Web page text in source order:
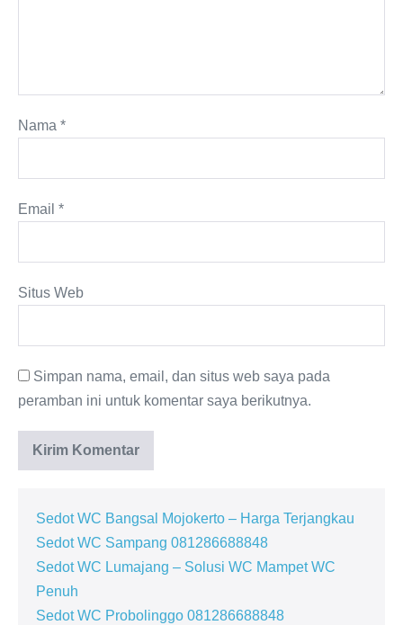
Nama *
Email *
Situs Web
Simpan nama, email, dan situs web saya pada
peramban ini untuk komentar saya berikutnya.
Sedot WC Bangsal Mojokerto – Harga Terjangkau
Sedot WC Sampang 081286688848
Sedot WC Lumajang – Solusi WC Mampet WC
Penuh
Sedot WC Probolinggo 081286688848